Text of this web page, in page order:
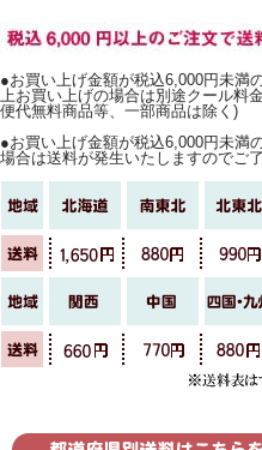
●お買い上げ金額が税込6,000円未満
上お買い上げの場合は別途クール料
便代無料商品等、一部商品は除く)
●お買い上げ金額が税込6,000円未満
場合は送料が発生いたしますのでご